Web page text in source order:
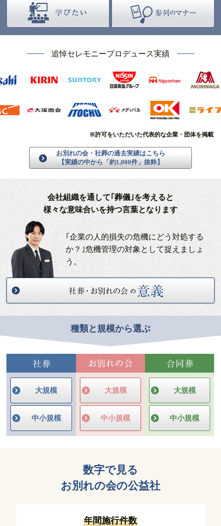
追悼セレモニープロデュース実績
※許可をいただいた代表的な企業・団体を掲載
お別れの会・社葬の過去実績はこちら
【実績の中から「約1,000件」抜粋】
会社組織を通して｢葬儀｣を考えると
様々な意味合いを持つ言葉となります
｢企業の人的損失の危機にどう対処する
か？｣危機管理の対象として捉えましょ
う。
種類と規模から選ぶ
大規模 大規模 大規模
中小規模 中小規模 中小規模
数字で見る
お別れの会の公益社
年間施行件数